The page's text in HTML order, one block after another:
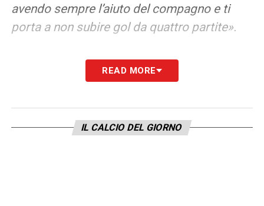
avendo sempre l’aiuto del compagno e ti
porta a non subire gol da quattro partite».
LA PLAYLIST DELLE NOSTRE TOP NEWS
READ MORE
IL CALCIO DEL GIORNO